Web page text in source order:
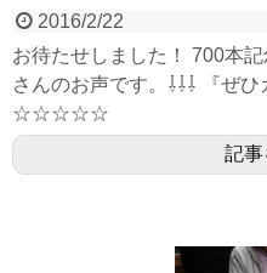
2016/2/22
お待たせしました！ 700本
さんのお声です。⇩⇩⇩ 『ぜひ
☆☆☆☆☆
記事